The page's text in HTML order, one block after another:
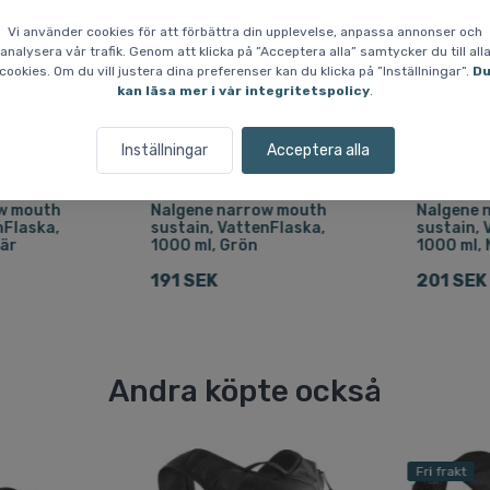
Vi använder cookies för att förbättra din upplevelse, anpassa annonser och
analysera vår trafik. Genom att klicka på ”Acceptera alla” samtycker du till alla
cookies. Om du vill justera dina preferenser kan du klicka på ”Inställningar”. Du
kan läsa mer i vår integritetspolicy
Inställningar Acceptera alla
mouth
Nalgene narrow mouth
sustain, VattenFlaska,
1000 ml, Grön
191 SEK
Nalgene
sustain,
1000 ml,
201 SEK
Andra köpte också
Fri frakt